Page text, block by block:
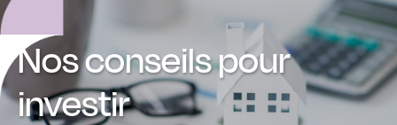
Nos conseils pour
investir